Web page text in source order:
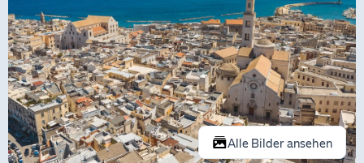
Hin-
und
Rückfahrt
Einfachfahrt
Von
Alle Bilder ansehen